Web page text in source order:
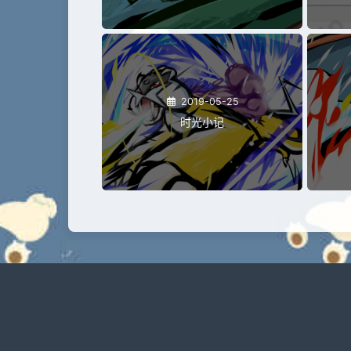
2019-05-25
时光小记